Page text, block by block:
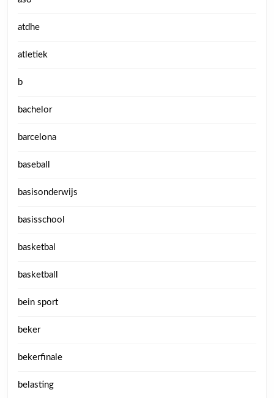
atdhe
atletiek
b
bachelor
barcelona
baseball
basisonderwijs
basisschool
basketbal
basketball
bein sport
beker
bekerfinale
belasting